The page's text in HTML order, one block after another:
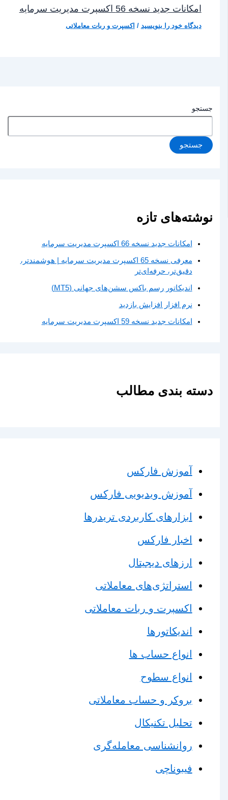
جستجو
جستجو
نوشته‌های تازه
امکانات جدید نسخه 66 اکسپرت مدیریت سرمایه
معرفی نسخه 65 اکسپرت مدیریت سرمایه | هوشمندتر،
دقیق‌تر، حرفه‌ای‌تر
اندیکاتور رسم باکس سشن‌های جهانی (MT5)
نرم افزار افزایش بازدید
امکانات جدید نسخه 59 اکسپرت مدیریت سرمایه
دسته بندی مطالب
آموزش فارکس
آموزش ویدیویی فارکس
ابزارهای کاربردی تریدرها
اخبار فارکس
ارزهای دیجیتال
استراتژی‌های معاملاتی
اکسپرت و ربات معاملاتی
اندیکاتورها
انواع حساب ها
انواع سطوح
بروکر و حساب معاملاتی
تحلیل تکنیکال
روانشناسی معامله‌گری
فیبوناچی
امکانات جدید نسخه 56 اکسپرت مدیریت سرمایه
دیدگاه‌ خود را بنویسید /اکسپرت و ربات معاملاتی